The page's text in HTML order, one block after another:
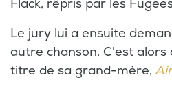
Flack, repris par les
Le jury lui a ensuite
autre chanson. C'est alors
titre de sa grand-mère,